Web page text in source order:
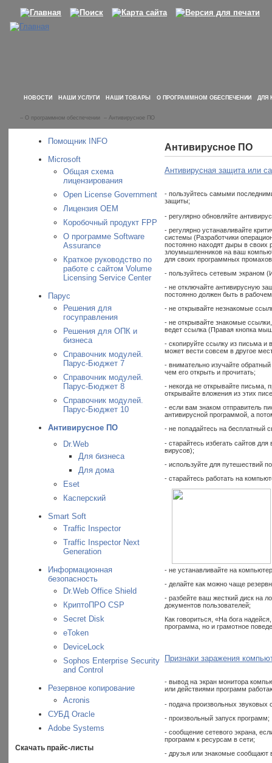
НОВОСТИ НАШИ УСЛУГИ НАШИ ТОВАРЫ О ПРОГРАММНОМ ОБЕСПЕЧЕНИИ ДЛЯ
– О программном обеспечении – Антивирусное ПО
Помощник INFO
Microsoft
Общая схема
лицензирования
Open License Government
Лицензия OEM
Коробочный продукт FPP
О программе Software
Assurance
Краткое руководство по
работе с сайтом Volume
Licensing Service Center
Парус
Решения для
госуправления
Решения для ОПК и
бизнеса
Справочник модулей.
Парус-Бюджет 7
Справочник модулей.
Парус-Бюджет 8
Справочник модулей.
Парус-Бюджет 10
Антивирусное ПО
Dr.Web
Для бизнеса
Для дома
Eset
Касперский
Smart Soft
Traffic Inspector
Traffic Inspector Next
Generation
Информационная
безопасность
Dr.Web Office Shield
КриптоПРО CSP
Secret Disk
eToken
DeviceLock
Sophos Enterprise Security
and Control
Резервное копирование
Acronis
СУБД Oracle
Adobe Systems
Скачать прайс-листы
Антивирусное ПО
Антивирусная защита или
- пользуйтесь самыми
защиты;
- регулярно обновляйте
- регулярно устанавливайте
системы (Разработчики
постоянно находят дыры в своих
злоумышленников на ваш
для своих программных
- пользуйтесь сетевым экраном
- не отключайте антивирусную
постоянно должен быть в
- не открывайте незнакомые
- не открывайте знакомые
ведет ссылка (Правая кнопка
- скопируйте ссылку из письма и
может вести совсем в другое
- внимательно изучайте
чем его открыть и прочитать;
- некогда не открывайте
открывайте вложения из этих
- если вам знаком отправитель
антивирусной программой, а
- не попадайтесь на бесплатный
- старайтесь избегать сайтов
вирусов);
- используйте для путешествий
- старайтесь работать на
- не устанавливайте на
- делайте как можно чаще
- разбейте ваш жесткий диск на
документов пользователей;
Как говориться, «На бога
программа, но и грамотное
Признаки заражения
- вывод на экран монитора
или действиями программ
- подача произвольных звуковых
- произвольный запуск программ;
- сообщение сетевого экрана,
программ к ресурсам в сети;
- друзья или знакомые сообщают